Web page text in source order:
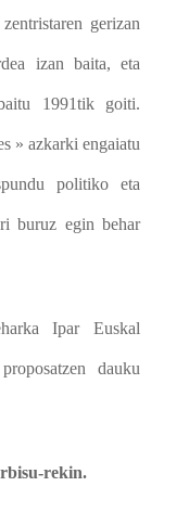
gerizan
izan baita, eta
1991tik goiti.
» azkarki engaiatu
politiko eta
buruz egin behar
Ipar Euskal
dauku
rekin.